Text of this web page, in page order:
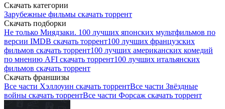
Скачать категории
Зарубежные фильмы скачать торрент
Скачать подборки
Не только Миядзаки. 100 лучших японских мультфильмов по
версии IMDB скачать торрент100 лучших французских
фильмов скачать торрент100 лучших американских комедий
по мнению AFI скачать торрент100 лучших итальянских
фильмов скачать торрент
Скачать франшизы
Все части Хэллоуин скачать торрентВсе части Звёздные
войны скачать торрентВсе части Форсаж скачать торрент